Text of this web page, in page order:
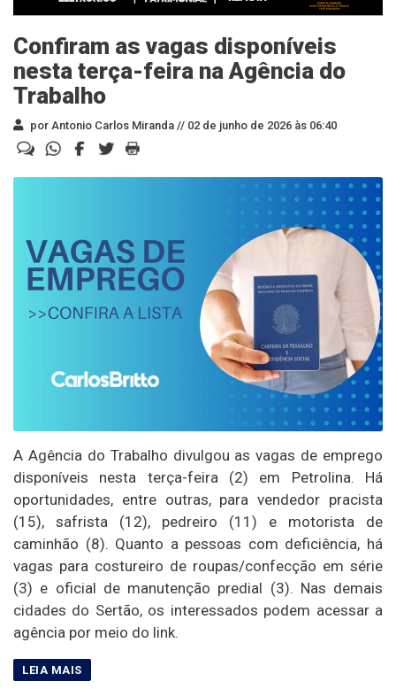
Confiram as vagas disponíveis
nesta terça-feira na Agência do
Trabalho
por Antonio Carlos Miranda // 02 de junho de 2026 às 06:40
A Agência do Trabalho divulgou as vagas de emprego
disponíveis nesta terça-feira (2) em Petrolina. Há
oportunidades, entre outras, para vendedor pracista
(15), safrista (12), pedreiro (11) e motorista de
caminhão (8). Quanto a pessoas com deficiência, há
vagas para costureiro de roupas/confecção em série
(3) e oficial de manutenção predial (3). Nas demais
cidades do Sertão, os interessados podem acessar a
agência por meio do link.